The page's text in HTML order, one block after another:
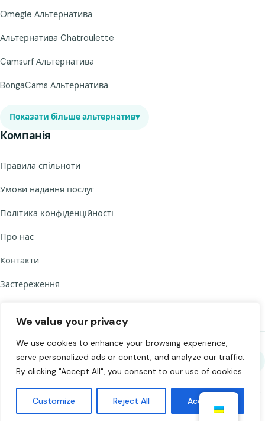
We value your privacy
We use cookies to enhance your browsing experience,
serve personalized ads or content, and analyze our traffic.
By clicking "Accept All", you consent to our use of cookies.
Customize Reject All Accept All
Omegle Альтернатива
Альтернатива Chatroulette
Camsurf Альтернатива
BongaCams Альтернатива
Показати більше альтернатив▾
Компанія
Правила спільноти
Умови надання послуг
Політика конфіденційності
Про нас
Контакти
Застереження
Поділитися Chat to Strangers
2026Chat to Strangers — Зроблено з
. Спілкуйтеся відповідально.
18+.